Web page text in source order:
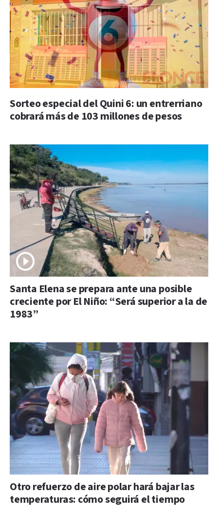
Sorteo especial del Quini 6: un entrerriano
cobrará más de 103 millones de pesos
Santa Elena se prepara ante una posible
creciente por El Niño: “Será superior a la de
1983”
Otro refuerzo de aire polar hará bajar las
temperaturas: cómo seguirá el tiempo